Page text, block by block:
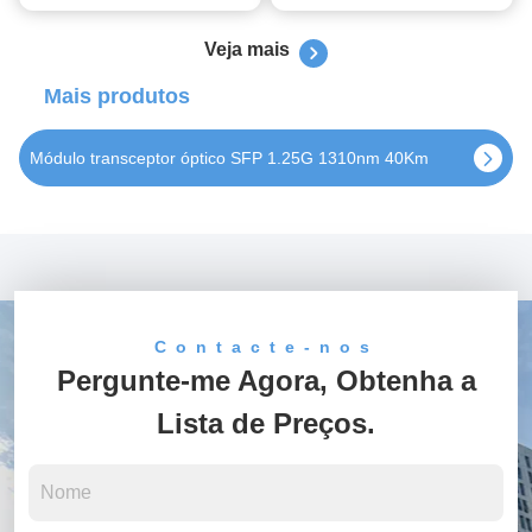
Veja mais
Mais produtos
SFP 1.25G 1550nm 80Km módulo de transceptor óptico
Contacte-nos
Pergunte-me Agora, Obtenha a
Lista de Preços.